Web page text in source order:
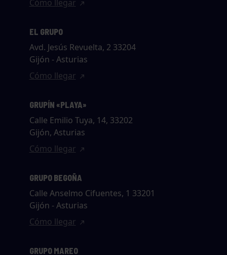
Cómo llegar
EL GRUPO
Avd. Jesús Revuelta, 2 33204
Gijón - Asturias
Cómo llegar
GRUPÍN «PLAYA»
Calle Emilio Tuya, 14, 33202
Gijón, Asturias
Cómo llegar
GRUPO BEGOÑA
Calle Anselmo Cifuentes, 1 33201
Gijón - Asturias
Cómo llegar
GRUPO MAREO